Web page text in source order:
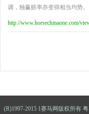
调，独赢赔率亦变得相当均势。
http://www.horsechinaone.com/
(R)1997-2015 1赛马网版权所有